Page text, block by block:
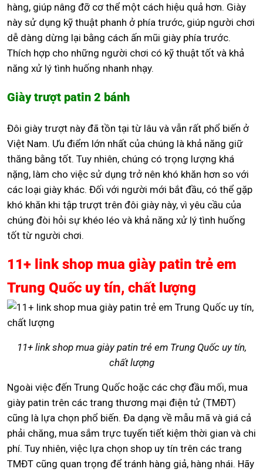
hàng, giúp nâng đỡ cơ thể một cách hiệu quả hơn. Giày
này sử dụng kỹ thuật phanh ở phía trước, giúp người chơi
dễ dàng dừng lại bằng cách ấn mũi giày phía trước.
Thích hợp cho những người chơi có kỹ thuật tốt và khả
năng xử lý tình huống nhanh nhạy.
Giày trượt patin 2 bánh
Đôi giày trượt này đã tồn tại từ lâu và vẫn rất phổ biến ở
Việt Nam. Ưu điểm lớn nhất của chúng là khả năng giữ
thăng bằng tốt. Tuy nhiên, chúng có trọng lượng khá
nặng, làm cho việc sử dụng trở nên khó khăn hơn so với
các loại giày khác. Đối với người mới bắt đầu, có thể gặp
khó khăn khi tập trượt trên đôi giày này, vì yêu cầu của
chúng đòi hỏi sự khéo léo và khả năng xử lý tình huống
tốt từ người chơi.
11+ link shop mua giày patin trẻ em
Trung Quốc uy tín, chất lượng
11+ link shop mua giày patin trẻ em Trung Quốc uy tín,
chất lượng
Ngoài việc đến Trung Quốc hoặc các chợ đầu mối, mua
giày patin trên các trang thương mại điện tử (TMĐT)
cũng là lựa chọn phổ biến. Đa dạng về mẫu mã và giá cả
phải chăng, mua sắm trực tuyến tiết kiệm thời gian và chi
phí. Tuy nhiên, việc lựa chọn shop uy tín trên các trang
TMĐT cũng quan trọng để tránh hàng giả, hàng nhái. Hãy